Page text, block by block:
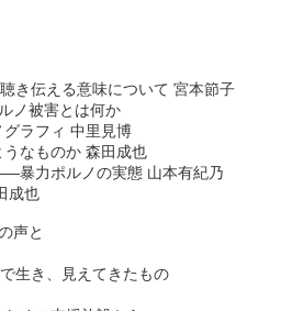
き伝える意味について 宮本節子
ノ被害とは何か
グラフィ 中里見博
うなものか 森田成也
暴力ポルノの実態 山本有紀乃
成也
声と
生き、見えてきたもの